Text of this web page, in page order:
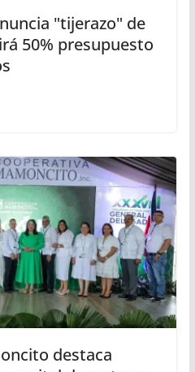
"tijerazo" de
50% presupuesto
destaca